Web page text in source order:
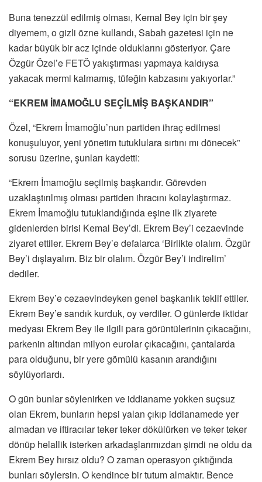
Buna tenezzül edilmiş olması, Kemal Bey için bir şey
diyemem, o gizli özne kullandı, Sabah gazetesi için ne
kadar büyük bir acz içinde olduklarını gösteriyor. Çare
Özgür Özel’e FETÖ yakıştırması yapmaya kaldıysa
yakacak mermi kalmamış, tüfeğin kabzasını yakıyorlar.”
“EKREM İMAMOĞLU SEÇİLMİŞ BAŞKANDIR”
Özel, “Ekrem İmamoğlu’nun partiden ihraç edilmesi
konuşuluyor, yeni yönetim tutuklulara sırtını mı dönecek”
sorusu üzerine, şunları kaydetti:
“Ekrem İmamoğlu seçilmiş başkandır. Görevden
uzaklaştırılmış olması partiden ihracını kolaylaştırmaz.
Ekrem İmamoğlu tutuklandığında eşine ilk ziyarete
gidenlerden birisi Kemal Bey’di. Ekrem Bey’i cezaevinde
ziyaret ettiler. Ekrem Bey’e defalarca ‘Birlikte olalım. Özgür
Bey’i dışlayalım. Biz bir olalım. Özgür Bey’i indirelim’
dediler.
Ekrem Bey’e cezaevindeyken genel başkanlık teklif ettiler.
Ekrem Bey’e sandık kurduk, oy verdiler. O günlerde iktidar
medyası Ekrem Bey ile ilgili para görüntülerinin çıkacağını,
parkenin altından milyon eurolar çıkacağını, çantalarda
para olduğunu, bir yere gömülü kasanın arandığını
söylüyorlardı.
O gün bunlar söylenirken ve iddianame yokken suçsuz
olan Ekrem, bunların hepsi yalan çıkıp iddianamede yer
almadan ve iftiracılar teker teker dökülürken ve teker teker
dönüp helallik isterken arkadaşlarımızdan şimdi ne oldu da
Ekrem Bey hırsız oldu? O zaman operasyon çıktığında
bunları söylersin. O kendince bir tutum almaktır. Bence